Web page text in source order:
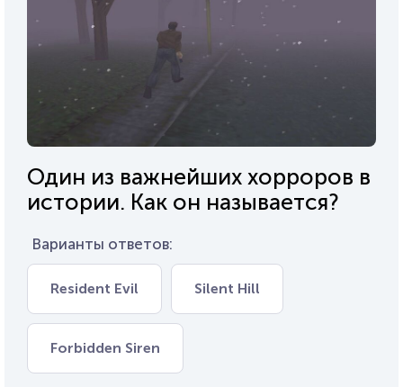
Один из важнейших хорроров в
истории. Как он называется?
Варианты ответов:
Resident Evil Silent Hill
Forbidden Siren